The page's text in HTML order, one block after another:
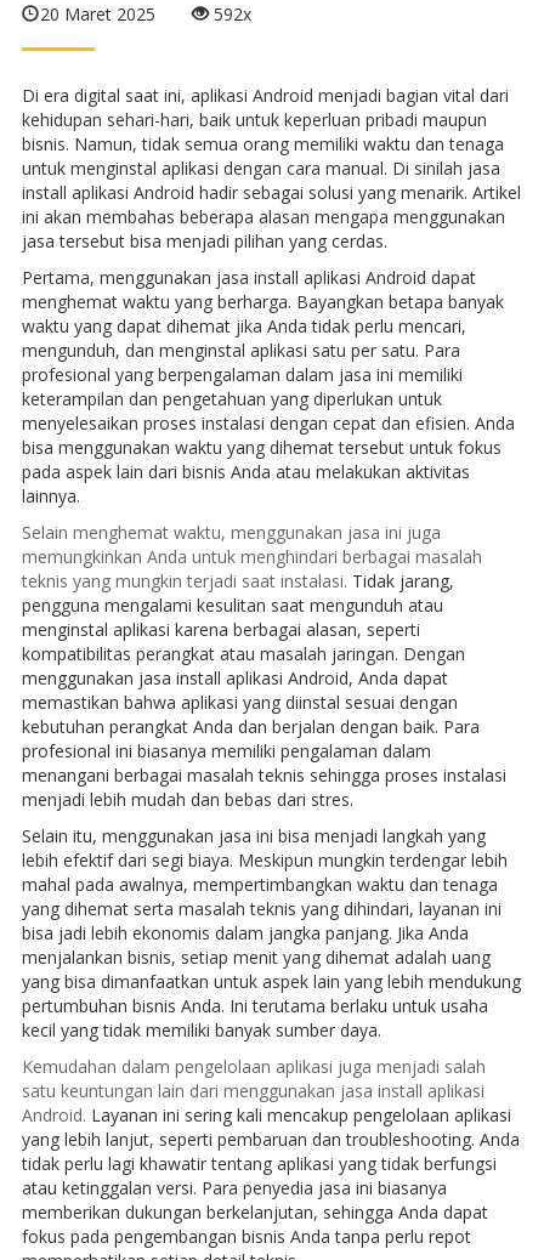
20 Maret 2025 592x
Di era digital saat ini, aplikasi Android menjadi bagian vital dari
kehidupan sehari-hari, baik untuk keperluan pribadi maupun
bisnis. Namun, tidak semua orang memiliki waktu dan tenaga
untuk menginstal aplikasi dengan cara manual. Di sinilah jasa
install aplikasi Android hadir sebagai solusi yang menarik. Artikel
ini akan membahas beberapa alasan mengapa menggunakan
jasa tersebut bisa menjadi pilihan yang cerdas.
Pertama, menggunakan jasa install aplikasi Android dapat
menghemat waktu yang berharga. Bayangkan betapa banyak
waktu yang dapat dihemat jika Anda tidak perlu mencari,
mengunduh, dan menginstal aplikasi satu per satu. Para
profesional yang berpengalaman dalam jasa ini memiliki
keterampilan dan pengetahuan yang diperlukan untuk
menyelesaikan proses instalasi dengan cepat dan efisien. Anda
bisa menggunakan waktu yang dihemat tersebut untuk fokus
pada aspek lain dari bisnis Anda atau melakukan aktivitas
lainnya.
Selain menghemat waktu, menggunakan jasa ini juga
memungkinkan Anda untuk menghindari berbagai masalah
teknis yang mungkin terjadi saat instalasi. Tidak jarang,
pengguna mengalami kesulitan saat mengunduh atau
menginstal aplikasi karena berbagai alasan, seperti
kompatibilitas perangkat atau masalah jaringan. Dengan
menggunakan jasa install aplikasi Android, Anda dapat
memastikan bahwa aplikasi yang diinstal sesuai dengan
kebutuhan perangkat Anda dan berjalan dengan baik. Para
profesional ini biasanya memiliki pengalaman dalam
menangani berbagai masalah teknis sehingga proses instalasi
menjadi lebih mudah dan bebas dari stres.
Selain itu, menggunakan jasa ini bisa menjadi langkah yang
lebih efektif dari segi biaya. Meskipun mungkin terdengar lebih
mahal pada awalnya, mempertimbangkan waktu dan tenaga
yang dihemat serta masalah teknis yang dihindari, layanan ini
bisa jadi lebih ekonomis dalam jangka panjang. Jika Anda
menjalankan bisnis, setiap menit yang dihemat adalah uang
yang bisa dimanfaatkan untuk aspek lain yang lebih mendukung
pertumbuhan bisnis Anda. Ini terutama berlaku untuk usaha
kecil yang tidak memiliki banyak sumber daya.
Kemudahan dalam pengelolaan aplikasi juga menjadi salah
satu keuntungan lain dari menggunakan jasa install aplikasi
Android. Layanan ini sering kali mencakup pengelolaan aplikasi
yang lebih lanjut, seperti pembaruan dan troubleshooting. Anda
tidak perlu lagi khawatir tentang aplikasi yang tidak berfungsi
atau ketinggalan versi. Para penyedia jasa ini biasanya
memberikan dukungan berkelanjutan, sehingga Anda dapat
fokus pada pengembangan bisnis Anda tanpa perlu repot